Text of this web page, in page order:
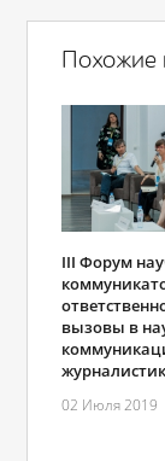
Похожие
III Форум
вызовы в
02 Июля 2019